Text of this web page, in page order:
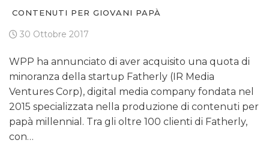
CONTENUTI PER GIOVANI PAPÀ
30 Ottobre 2017
WPP ha annunciato di aver acquisito una quota di
minoranza della startup Fatherly (IR Media
Ventures Corp), digital media company fondata nel
2015 specializzata nella produzione di contenuti per
papà millennial. Tra gli oltre 100 clienti di Fatherly,
con…